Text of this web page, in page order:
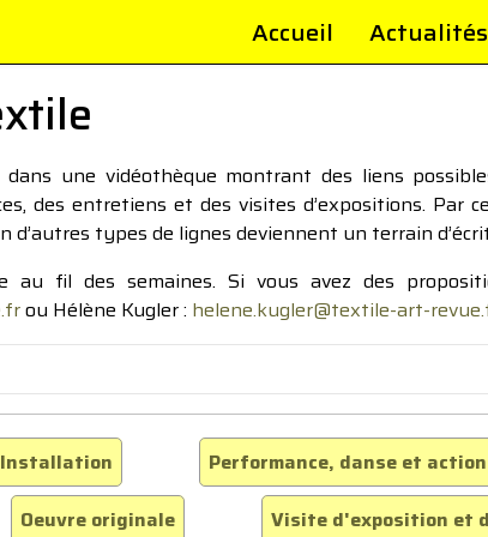
Accueil Actualités
dans une vidéothèque montrant des liens
des entretiens et des visites d’expositions. Par
d’autres types de lignes deviennent un terrain
au fil des semaines. Si vous avez des
ou Hélène Kugler : helene.kugler@textile-art-
Installation Performance, danse et action
Oeuvre originale
Visite d'exposition et